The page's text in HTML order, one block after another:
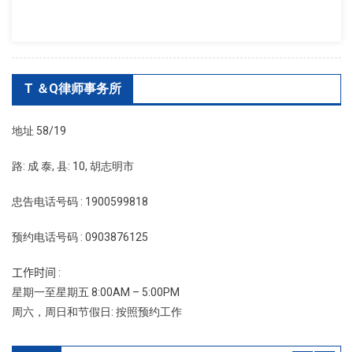
T ＆Q律师事务所
地址 58/19
路: 成 泰, 县: 10, 胡志明市
忠告电话号码 : 1900599818
预约电话号码 : 0903876125
工作时间 :
星期一至星期五 8:00AM – 5:00PM
周六，周日和节假日: 按照预约工作